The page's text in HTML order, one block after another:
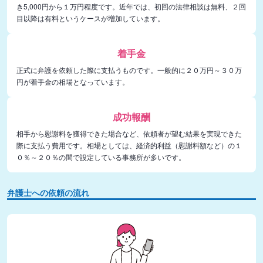
き5,000円から１万円程度です。近年では、初回の法律相談は無料、２回
目以降は有料というケースが増加しています。
着手金
正式に弁護を依頼した際に支払うものです。一般的に２０万円～３０万
円が着手金の相場となっています。
成功報酬
相手から慰謝料を獲得できた場合など、依頼者が望む結果を実現できた
際に支払う費用です。相場としては、経済的利益（慰謝料額など）の１
０％～２０％の間で設定している事務所が多いです。
弁護士への依頼の流れ